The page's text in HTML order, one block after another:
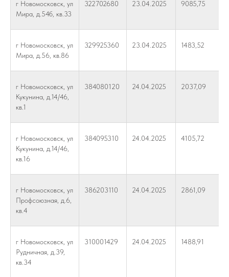
г Новомосковск, ул
Мира, д.54б, кв.33
322702680 23.04.2025 9085,75
г Новомосковск, ул
Мира, д.56, кв.86
329925360 23.04.2025 1483,52
г Новомосковск, ул
Кукунина, д.14/46,
кв.1
384080120 24.04.2025 2037,09
г Новомосковск, ул
Кукунина, д.14/46,
кв.16
384095310 24.04.2025 4105,72
г Новомосковск, ул
Профсоюзная, д.6,
кв.4
386203110 24.04.2025 2861,09
г Новомосковск, ул
Рудничная, д.39,
кв.34
310001429 24.04.2025 1488,91